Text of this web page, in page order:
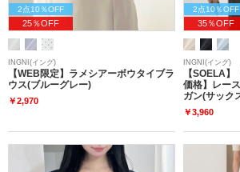
2点10％OFF
25％OFF
INGNI(イング)
【WEB限定】ラメシアーボウタイブラ
ウス(ブルーグレー)
￥2,970
2点10％OFF
35％OFF
INGNI(イング)
【SOELA
価格】レー
ガン(サック
￥3,960